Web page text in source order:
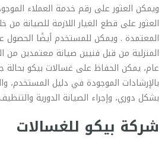
ويمكن العثور على رقم خدمة العملاء
العثور على قطع الغيار اللازمة للصيانة من
المعتمدة . ويمكن للمستخدم أيضًا الحصول
المنزلية من قبل فنيين صيانة معتمدين من
عام، يمكن الحفاظ على غسالات بيكو بحالة
بالإرشادات الموجودة في دليل المستخدم،
بشكل دوري، وإجراء الصيانة الدورية
شركة بيكو للغسالات